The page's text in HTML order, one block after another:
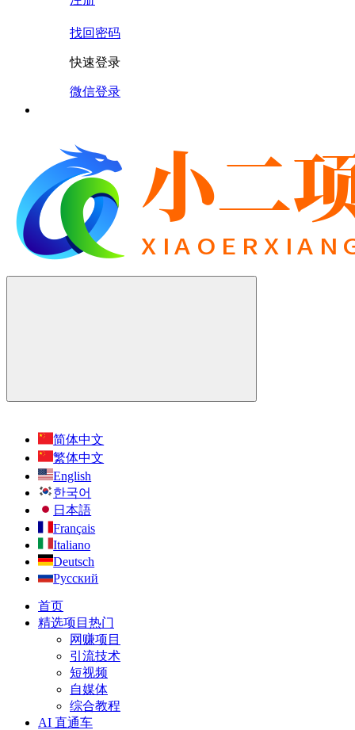
找回密码
快速登录
微信登录
简体中文
繁体中文
English
한국어
日本語
Français
Italiano
Deutsch
Русский
首页
精选项目 热门
网赚项目
引流技术
短视频
自媒体
综合教程
AI 直通车